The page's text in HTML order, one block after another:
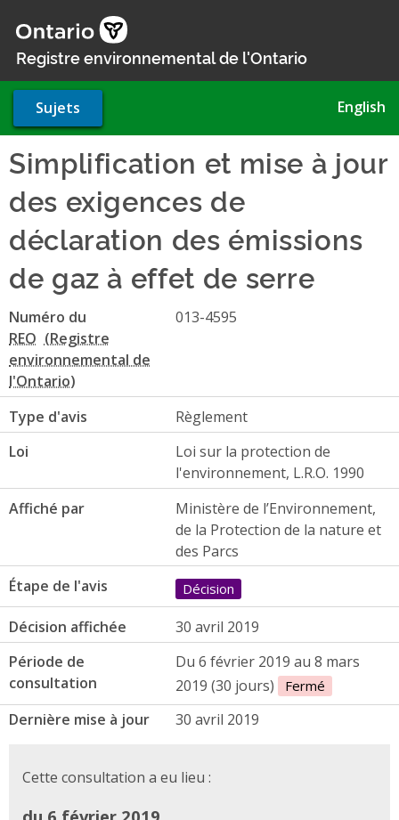
au
contenu
Registre environnemental de l'Ontario
Sujets English
Simplification et mise à jour
des exigences de
déclaration des émissions
de gaz à effet de serre
Numéro du
REO
013-4595
Type d'avis
Règlement
Loi
Loi sur la protection de
l'environnement, L.R.O. 1990
Affiché par
Ministère de l’Environnement,
de la Protection de la nature et
des Parcs
Étape de l'avis
Décision
Décision affichée
30 avril 2019
Période de
consultation
Du 6 février 2019 au 8 mars
2019 (30 jours)
Fermé
Dernière mise à jour 30 avril 2019
Cette consultation a eu lieu :